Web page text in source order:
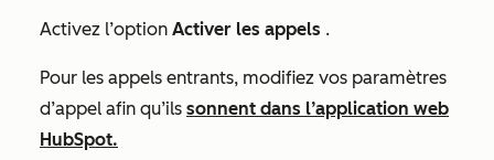
Activez l’option Activer les appels .
Pour les appels entrants, modifiez vos paramètres
d’appel afin qu’ils sonnent dans l’application web
HubSpot.